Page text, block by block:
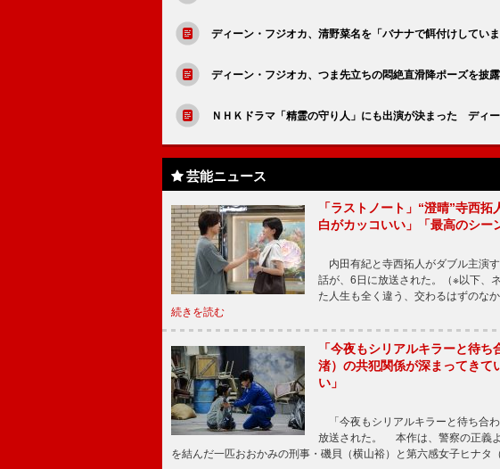
ディーン・フジオカ、清野菜名を「バナナで餌付けして
ディーン・フジオカ、つま先立ちの悶絶直滑降ポーズを披
ＮＨＫドラマ「精霊の守り人」にも出演が決まった ディ
芸能ニュース
「ラストノート」“澄晴”寺西
白がカッコいい」「最高のシー
内田有紀と寺西拓人がダブル主演
話が、6日に放送された。（※以下
た人生も全く違う、交わるはずのな
続きを読む
「今夜もシリアルキラーと待
渚）の共犯関係が深まってきて
い」
「今夜もシリアルキラーと待ち合
放送された。 本作は、警察の正義
を結んだ一匹おおかみの刑事・磯貝（横山裕）と第六感女子ヒナタ